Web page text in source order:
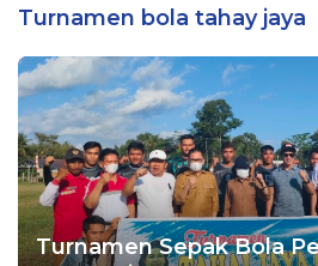
Turnamen bola tahay jaya
Turnamen Sepak Bola